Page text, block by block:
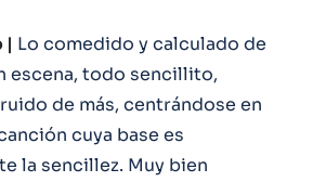
| Lo comedido y calculado de
escena, todo sencillito,
de más, centrándose en
cuya base es
la sencillez. Muy bien